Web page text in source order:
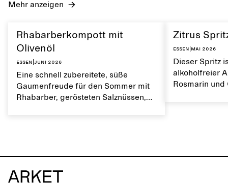
Mehr anzeigen
Rhabarberkompott mit
Olivenöl
Essen Juni 2026
Eine schnell zubereitete, süße
Gaumenfreude für den Sommer mit
Rhabarber, gerösteten Salznüssen,
Zitrus
Essen Mai 2026
Dieser Spritz
alkoholfreier
Rosmarin